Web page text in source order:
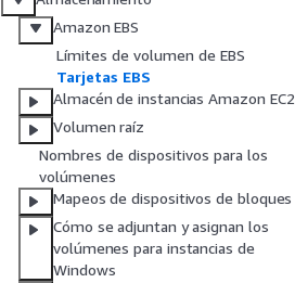
Amazon EBS
Límites de volumen de EBS
Tarjetas EBS
Almacén de instancias Amazon EC2
Volumen raíz
Nombres de dispositivos para los
volúmenes
Mapeos de dispositivos de bloques
Cómo se adjuntan y asignan los
volúmenes para instancias de
Windows